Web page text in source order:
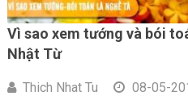
Vì sao xem tướng và bói
Nhật Từ
Thich Nhat Tu
08-05-